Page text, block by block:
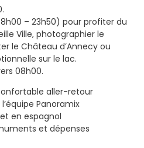
– 23h50) pour profiter du
Ville, photographier le
le Château d’Annecy ou
sur le lac.
08h00.
aller-retour
Panoramix
en espagnol
et dépenses